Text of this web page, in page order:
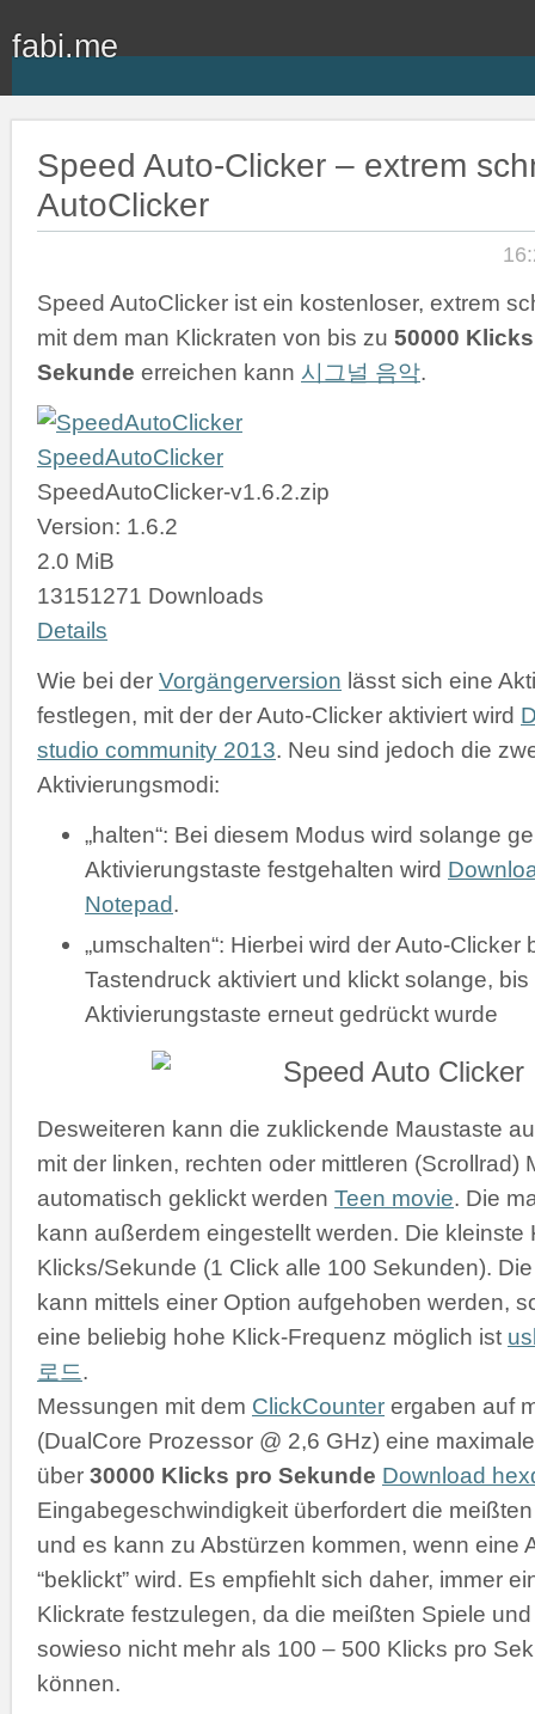
fabi.me
Speed Auto-Clicker – extrem
AutoClicker
Speed AutoClicker ist ein kostenloser, extrem
mit dem man Klickraten von bis zu 50000
Sekunde erreichen kann 시그널 음악.
SpeedAutoClicker
SpeedAutoClicker-v1.6.2.zip
Version: 1.6.2
2.0 MiB
13151271 Downloads
Details
Wie bei der Vorgängerversion lässt sich eine
festlegen, mit der der Auto-Clicker aktiviert wird
studio community 2013. Neu sind jedoch die
Aktivierungsmodi:
„halten“: Bei diesem Modus wird solange
Aktivierungstaste festgehalten wird
Notepad.
„umschalten“: Hierbei wird der Auto-Clicker
Tastendruck aktiviert und klickt solange, bis
Aktivierungstaste erneut gedrückt wurde
Desweiteren kann die zuklickende Maustaste
mit der linken, rechten oder mittleren (Scrollrad)
automatisch geklickt werden Teen movie. Die
kann außerdem eingestellt werden. Die kleinste
Klicks/Sekunde (1 Click alle 100 Sekunden).
kann mittels einer Option aufgehoben werden,
eine beliebig hohe Klick-Frequenz möglich ist
로드.
Messungen mit dem ClickCounter ergaben auf
(DualCore Prozessor @ 2,6 GHz) eine
über 30000 Klicks pro Sekunde Download
Eingabegeschwindigkeit überfordert die
und es kann zu Abstürzen kommen, wenn eine
“beklickt” wird. Es empfiehlt sich daher, immer
Klickrate festzulegen, da die meißten Spiele
sowieso nicht mehr als 100 – 500 Klicks pro
können.